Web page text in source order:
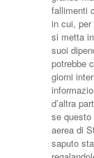
fallimenti
in cui, per
si metta
suoi
potrebbe
giorni
d’altra
se questo
aerea di
saputo